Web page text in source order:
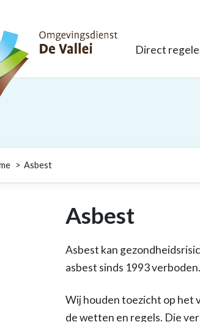
De Vallei
Direct
Asbest
Asbest
Asbest kan
asbest sinds 1993
Wij houden toezicht op het
de wetten en regels. Die